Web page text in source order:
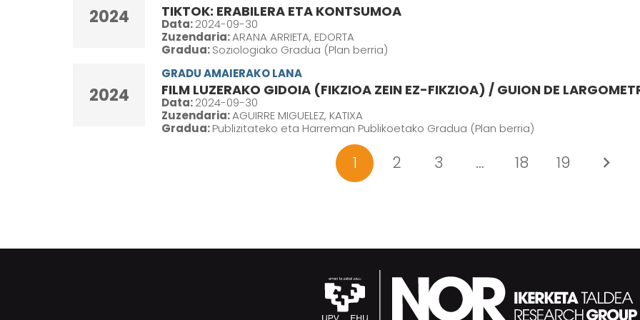
2024 TIKTOK: ERABILERA ETA KONTSUMOA
Data:2024-09-30
Zuzendaria:ARANA ARRIETA, EDORTA
Gradua:Soziologiako Gradua (Plan berria)
2024
GRADU AMAIERAKO LANA
FILM LUZERAKO GIDOIA (FIKZIOA ZEIN EZ-FIKZIOA) / GUION DE
Data:2024-09-30
Zuzendaria:AGUIRRE MIGUELEZ, KATIXA
Gradua:Publizitateko eta Harreman Publikoetako Gradua (Plan berria)
1 2 3 … 18 19